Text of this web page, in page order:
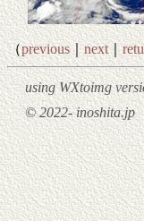
（previous｜next｜
using WXtoimg
© 2022- inoshita.jp